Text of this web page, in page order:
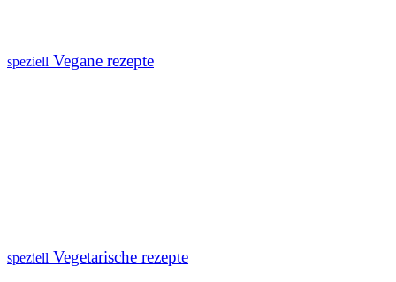
speziell Vegane rezepte
speziell Vegetarische rezepte